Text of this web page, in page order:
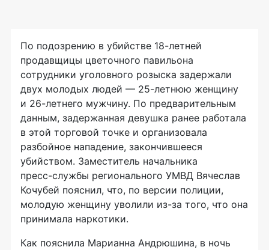
По подозрению в убийстве 18-летней
продавщицы цветочного павильона
сотрудники уголовного розыска задержали
двух молодых людей — 25-летнюю женщину
и 26-летнего мужчину. По предварительным
данным, задержанная девушка ранее работала
в этой торговой точке и организовала
разбойное нападение, закончившееся
убийством. Заместитель начальника
пресс-службы регионального УМВД Вячеслав
Кочубей пояснил, что, по версии полиции,
молодую женщину уволили из-за того, что она
принимала наркотики.
Как пояснила Марианна Андрюшина, в ночь